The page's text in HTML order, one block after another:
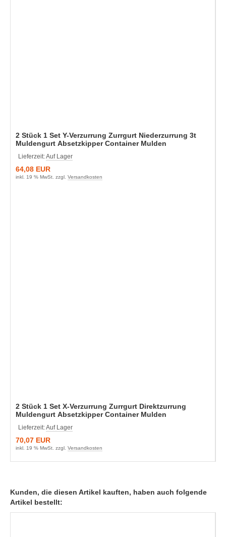
2 Stück 1 Set Y-Verzurrung Zurrgurt Niederzurrung 3t
Muldengurt Absetzkipper Container Mulden
Lieferzeit:Auf Lager
64,08 EUR
inkl. 19 % MwSt. zzgl. Versandkosten
2 Stück 1 Set X-Verzurrung Zurrgurt Direktzurrung
Muldengurt Absetzkipper Container Mulden
Lieferzeit:Auf Lager
70,07 EUR
inkl. 19 % MwSt. zzgl. Versandkosten
Kunden, die diesen Artikel kauften, haben auch folgende
Artikel bestellt: